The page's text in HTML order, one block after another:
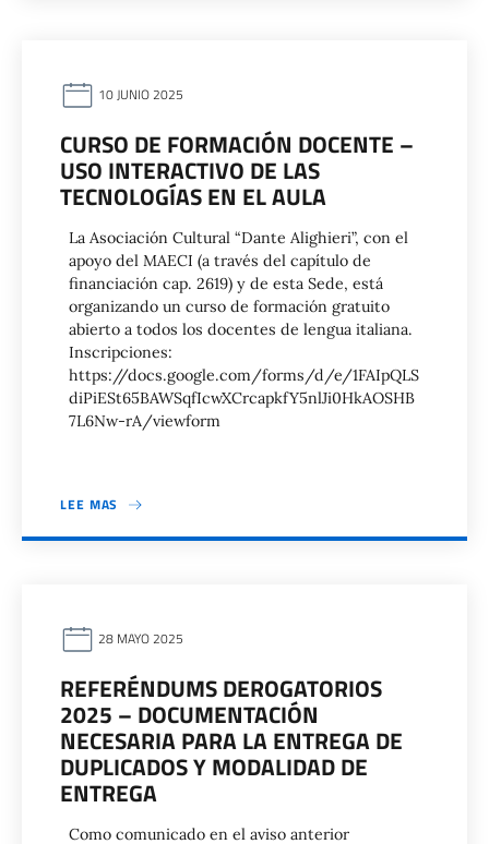
10 JUNIO 2025
CURSO DE FORMACIÓN DOCENTE –
USO INTERACTIVO DE LAS
TECNOLOGÍAS EN EL AULA
La Asociación Cultural “Dante Alighieri”, con el
apoyo del MAECI (a través del capítulo de
financiación cap. 2619) y de esta Sede, está
organizando un curso de formación gratuito
abierto a todos los docentes de lengua italiana.
Inscripciones:
https://docs.google.com/forms/d/e/1FAIpQLS
diPiESt65BAWSqfIcwXCrcapkfY5nlJi0HkAOSHB
7L6Nw-rA/viewform
LEE MAS
28 MAYO 2025
REFERÉNDUMS DEROGATORIOS
2025 – DOCUMENTACIÓN
NECESARIA PARA LA ENTREGA DE
DUPLICADOS Y MODALIDAD DE
ENTREGA
Como comunicado en el aviso anterior